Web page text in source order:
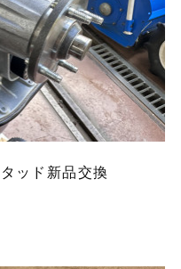
ッド新品交換